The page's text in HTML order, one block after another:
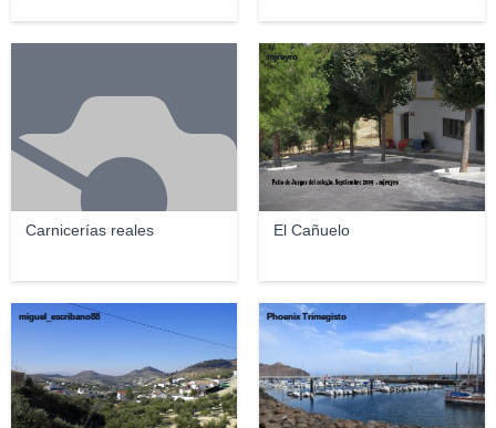
Carnicerías reales El Cañuelo
mjreyro
miguel_escribano88 Phoenix Trimegisto